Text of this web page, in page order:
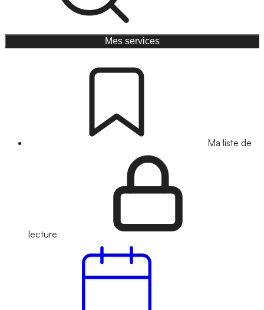
Mes services
Ma liste de
lecture